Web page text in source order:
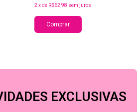
2 xde R$62,98 sem juros
Comprar
EXCLUSIVAS